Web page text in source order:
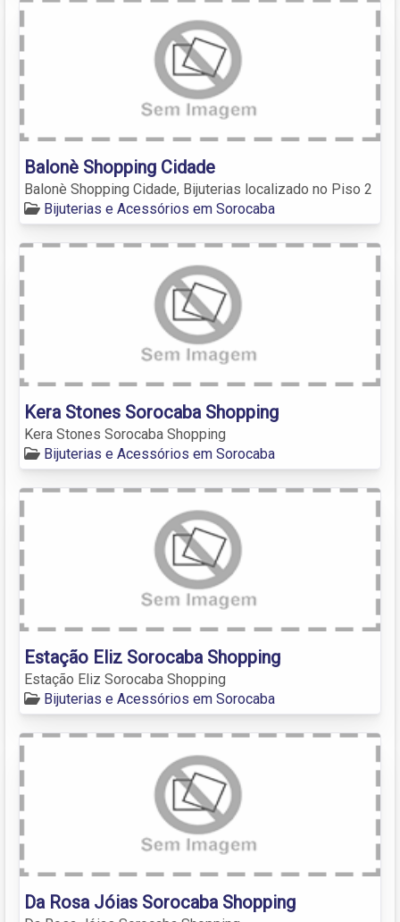
Balonè Shopping Cidade
Balonè Shopping Cidade, Bijuterias localizado no Piso 2
Bijuterias e Acessórios em Sorocaba
Kera Stones Sorocaba Shopping
Kera Stones Sorocaba Shopping
Bijuterias e Acessórios em Sorocaba
Estação Eliz Sorocaba Shopping
Estação Eliz Sorocaba Shopping
Bijuterias e Acessórios em Sorocaba
Da Rosa Jóias Sorocaba Shopping